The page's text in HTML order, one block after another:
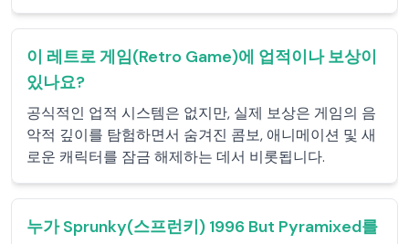
이 레트로 게임(Retro Game)에 업적이나 보상이
있나요?
공식적인 업적 시스템은 없지만, 실제 보상은 게임의 음
악적 깊이를 탐험하면서 숨겨진 콤보, 애니메이션 및 새
로운 캐릭터를 잠금 해제하는 데서 비롯됩니다.
누가 Sprunky(스프런키) 1996 But Pyramixed를